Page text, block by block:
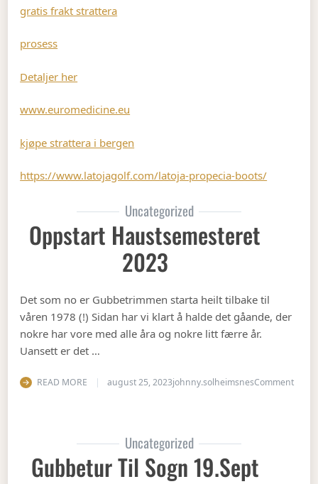
gratis frakt strattera
prosess
Detaljer her
www.euromedicine.eu
kjøpe strattera i bergen
https://www.latojagolf.com/latoja-propecia-boots/
Uncategorized
Oppstart Haustsemesteret
2023
Det som no er Gubbetrimmen starta heilt tilbake til
våren 1978 (!) Sidan har vi klart å halde det gåande, der
nokre har vore med alle åra og nokre litt færre år.
Uansett er det …
READ MORE august 25, 2023johnny.solheimsnesCommenton
Uncategorized
Gubbetur Til Sogn 19.sept